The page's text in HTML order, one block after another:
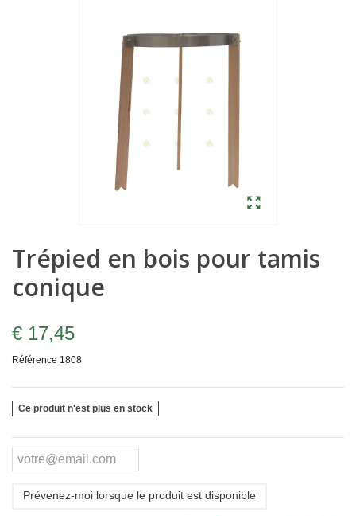
Trépied en bois pour tamis
conique
€ 17,45
Référence 1808
Ce produit n'est plus en stock
Prévenez-moi lorsque le produit est disponible